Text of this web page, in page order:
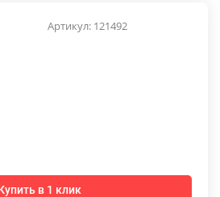
Артикул: 121492
в 1 клик